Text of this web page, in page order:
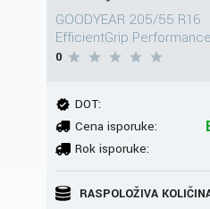
GOODYEAR 205/55 R16
EfficientGrip
0
DOT:
Cena isporuke:
Rok isporuke:
RASPOLOŽIVA